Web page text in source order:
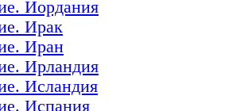
Иордания
Ирак
Иран
Ирландия
Исландия
Испания